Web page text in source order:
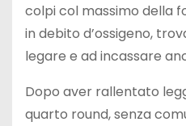
colpi col massimo della
in debito d’ossigeno,
legare e ad incassare
Dopo aver rallentato
quarto round, senza